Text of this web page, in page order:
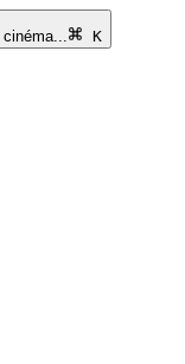
cinéma...
K